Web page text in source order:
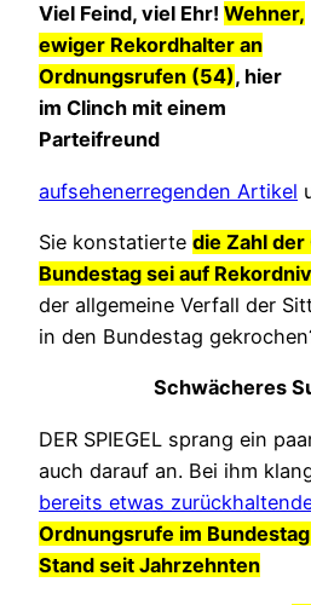
Viel Feind, viel Ehr! Wehner,
ewiger Rekordhalter an
Ordnungsrufen (54), hier
im Clinch mit einem
Parteifreund
aufsehenerregenden Artikel
Sie konstatierte die Zahl
Bundestag sei auf
der allgemeine Verfall der
in den Bundestag
Schwächeres
DER SPIEGEL sprang ein
auch darauf an. Bei ihm
bereits etwas
Ordnungsrufe im
Stand seit Jahrzehnten